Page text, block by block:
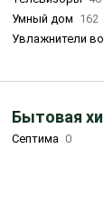
Умный дом 162
Увлажнители
Бытовая
Септима 0